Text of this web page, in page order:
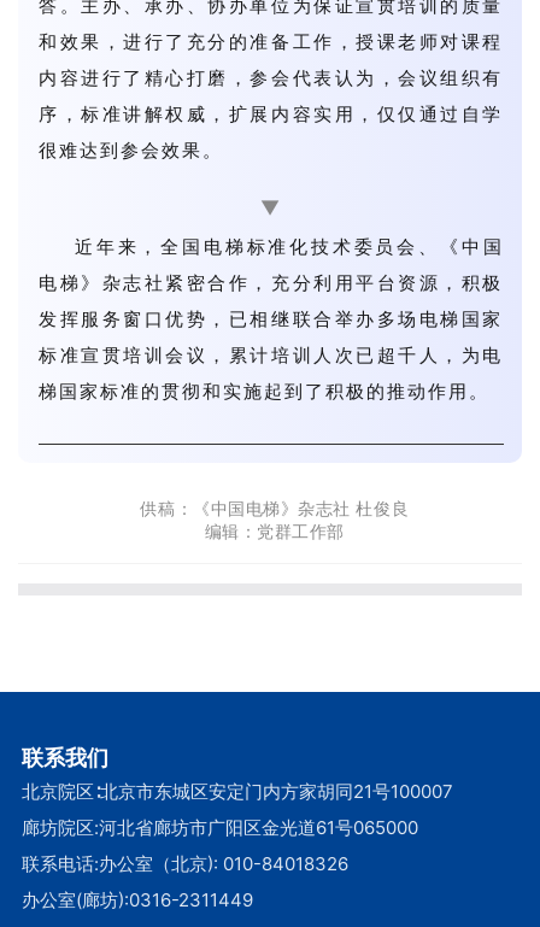
和效果，进行了充分的准备工作，授课老师对课程
内容进行了精心打磨，参会代表认为，会议组织有
序，标准讲解权威，扩展内容实用，仅仅通过自学
很难达到参会效果。
▼
近年来，全国电梯标准化技术委员会、《中国
电梯》杂志社紧密合作，充分利用平台资源，积极
发挥服务窗口优势，已相继联合举办多场电梯国家
标准宣贯培训会议，累计培训人次已超千人，为电
梯国家标准的贯彻和实施起到了积极的推动作用。
供稿：《中国电梯》杂志社 杜俊良
编辑： 党群工作部
联系我们
北京院区∶北京市东城区安定门内方家胡同21号100007
廊坊院区:河北省廊坊市广阳区金光道61号065000
联系电话:办公室（北京): 010-84018326
办公室(廊坊):0316-2311449